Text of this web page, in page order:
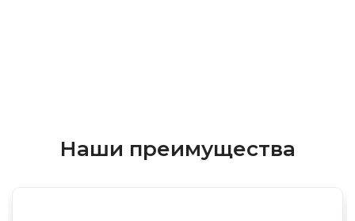
Наши преимущества